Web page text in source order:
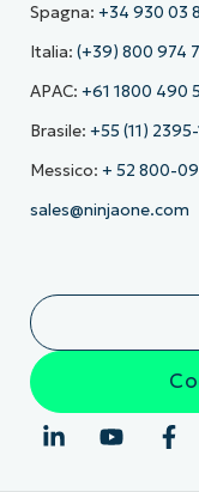
Spagna: +34 930 03
Italia: (+39) 800 974
APAC: +61 1800 490
Brasile: +55 (11)
Messico: + 52 800-
sales@ninjaone.com